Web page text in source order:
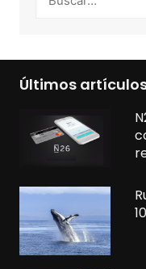
Últimos